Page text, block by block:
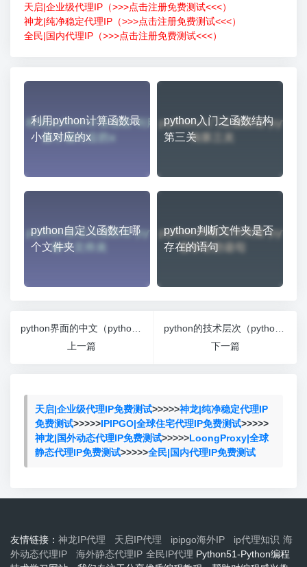
天启|企业级代理IP（>>>点击注册免费测试<<<）
神龙|纯净稳定代理IP（>>>点击注册免费测试<<<）
全民|国内代理IP（>>>点击注册免费测试<<<）
利用python计算函数最
小值对应的x
python入门之函数结构
第三关
python自定义函数在哪
个文件夹
python判断文件夹是否
存在的语句
上一篇
下一篇
天启|企业级代理IP免费测试>>>>>神龙|纯净稳定代理IP
免费测试>>>>>IPIPGO|全球住宅代理IP免费测试>>>>>
神龙|国外动态代理IP免费测试>>>>>LoongProxy|全球
静态代理IP免费测试>>>>>全民|国内代理IP免费测试
友情链接： 神龙IP代理 天启IP代理 ipipgo海外IP ip代理知识 海
外动态代理IP
海外静态代理IP 全民IP代理 Python51-Python编程